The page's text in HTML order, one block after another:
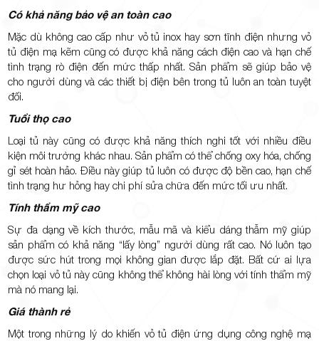
Có khả năng bảo vệ an toàn cao
Mặc dù không cao cấp như vỏ tủ inox hay sơn tĩnh điện nhưng vỏ
tủ điện mạ kẽm cũng có được khả năng cách điện cao và hạn chế
tình trạng rò điện đến mức thấp nhất. Sản phẩm sẽ giúp bảo vệ
cho người dùng và các thiết bị điện bên trong tủ luôn an toàn tuyệt
đối.
Tuổi thọ cao
Loại tủ này cũng có được khả năng thích nghi tốt với nhiều điều
kiện môi trường khác nhau. Sản phẩm có thể chống oxy hóa, chống
gỉ sét hoàn hảo. Điều này giúp tủ luôn có được độ bền cao, hạn chế
tình trạng hư hỏng hay chi phí sửa chữa đến mức tối ưu nhất.
Tính thẩm mỹ cao
Sự đa dạng về kích thước, mẫu mã và kiểu dáng thẫm mỹ giúp
sản phẩm có khả năng “lấy lòng” người dùng rất cao. Nó luôn tạo
được sức hút trong mọi không gian được lắp đặt. Bất cứ ai lựa
chọn loại vỏ tủ này cũng không thể không hài lòng với tính thẩm mỹ
mà nó mang lại.
Giá thành rẻ
Một trong những lý do khiến vỏ tủ điện ứng dụng công nghệ mạ